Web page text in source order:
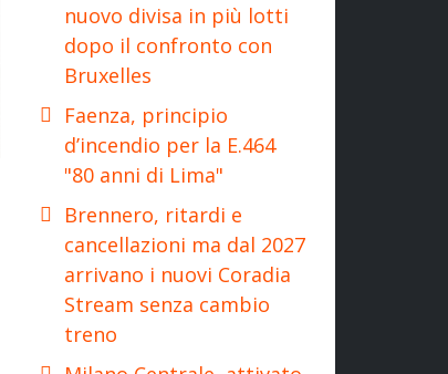
nuovo divisa in più lotti
dopo il confronto con
Bruxelles
Faenza, principio
d’incendio per la E.464
"80 anni di Lima"
Brennero, ritardi e
cancellazioni ma dal 2027
arrivano i nuovi Coradia
Stream senza cambio
treno